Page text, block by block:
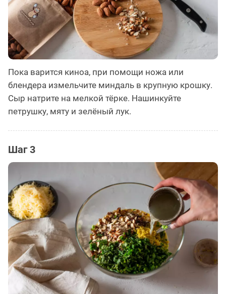
Пока варится киноа, при помощи ножа или
блендера измельчите миндаль в крупную крошку.
Сыр натрите на мелкой тёрке. Нашинкуйте
петрушку, мяту и зелёный лук.
Шаг 3